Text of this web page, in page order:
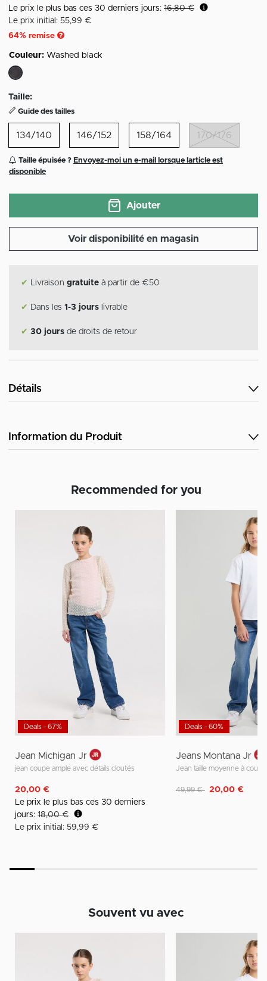
Le prix le plus bas ces 30 derniers jours: 16,80 €
Le prix initial: 55,99 €
64% remise
Couleur: Washed black
Taille:
Guide des tailles
134/140 146/152 158/164 170/176
Taille épuisée ? Envoyez-moi un e-mail lorsque larticle est
disponible
Ajouter
Voir disponibilité en magasin
✔ Livraison gratuite à partir de €50
✔ Dans les 1-3 jours livrable
✔ 30 jours de droits de retour
Détails
Information du Produit
Recommended for you
Deals - 67%
Jean Michigan Jr
jean coupe ample avec détails cloutés
20,00 €
Le prix le plus bas ces 30 derniers
jours: 18,00 €
Le prix initial: 59,99 €
Deals - 60%
Jeans Montana Jr
Jean taille moyenne à
Remise de
49,99 € 20,00 €
Souvent vu avec